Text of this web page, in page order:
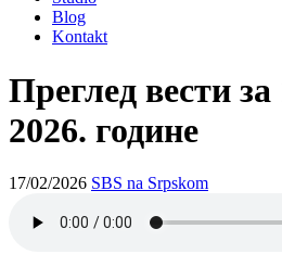
Blog
Kontakt
Преглед вести
2026. годинe
17/02/2026 SBS na Srpskom